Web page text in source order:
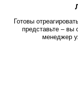
Готовы
представьте – вы
менеджер